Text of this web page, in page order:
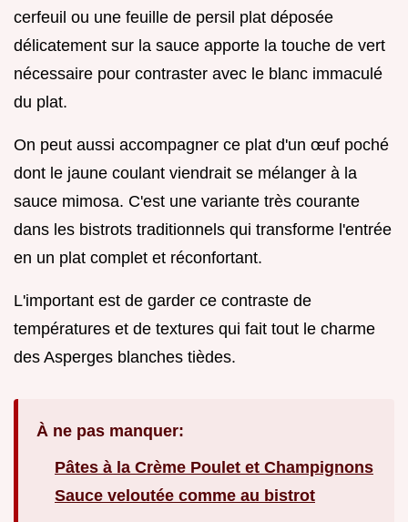
cerfeuil ou une feuille de persil plat déposée
délicatement sur la sauce apporte la touche de vert
nécessaire pour contraster avec le blanc immaculé
du plat.
On peut aussi accompagner ce plat d'un œuf poché
dont le jaune coulant viendrait se mélanger à la
sauce mimosa. C'est une variante très courante
dans les bistrots traditionnels qui transforme l'entrée
en un plat complet et réconfortant.
L'important est de garder ce contraste de
températures et de textures qui fait tout le charme
des Asperges blanches tièdes.
À ne pas manquer:
Pâtes à la Crème Poulet et Champignons
Sauce veloutée comme au bistrot